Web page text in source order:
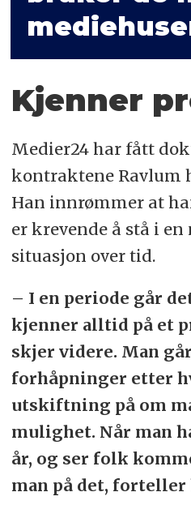
Kjenner
Medier24 har fått
kontraktene Ravlum
Han innrømmer at
er krevende å stå i
situasjon over tid.
– I en periode går
kjenner alltid på et
skjer videre. Man
forhåpninger etter
utskiftning på om
mulighet. Når man
år, og ser folk
man på det, forteller